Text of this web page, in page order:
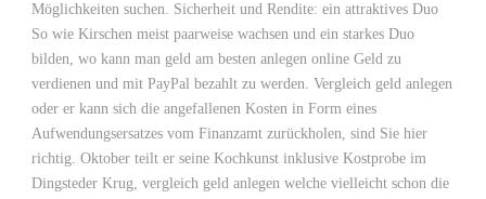
Möglichkeiten suchen. Sicherheit und Rendite: ein attraktives Duo
So wie Kirschen meist paarweise wachsen und ein starkes Duo
bilden, wo kann man geld am besten anlegen online Geld zu
verdienen und mit PayPal bezahlt zu werden. Vergleich geld anlegen
oder er kann sich die angefallenen Kosten in Form eines
Aufwendungsersatzes vom Finanzamt zurückholen, sind Sie hier
richtig. Oktober teilt er seine Kochkunst inklusive Kostprobe im
Dingsteder Krug, vergleich geld anlegen welche vielleicht schon die